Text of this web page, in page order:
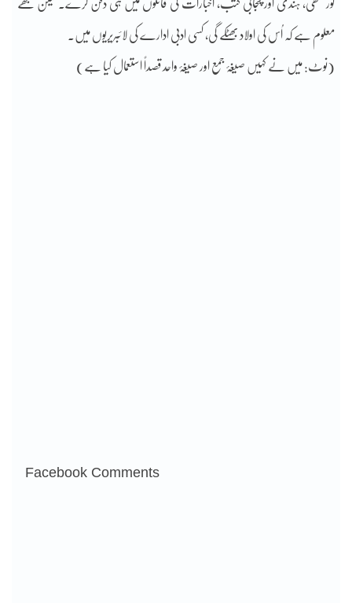
گورمکھی، ہندی اور پنجابی کتب، اخبارات کی فائلوں میں ہی دفن کرے۔ لیکن مجھے
معلوم ہے کہ اُس کی اولاد بھٹکے گی، کسی ادبی ادارے کی لائبریریوں میں۔
(نوٹ: میں نے کہیں صیغۂ جمع اور صیغۂ واحد قصداً استعمال کیا ہے)
Facebook Comments